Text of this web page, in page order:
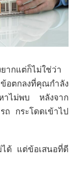
ากแต่ก็ไม่ใช่ว่า
อตกลงที่คุณกำลัง
าไม่พบ หลังจาก
ถ กระโดดเข้าไป
ได้ แต่ข้อเสนอที่ดี